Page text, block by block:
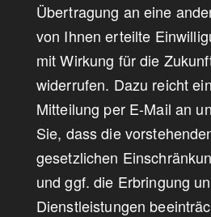
Übertragung an eine
von Ihnen erteilte
mit Wirkung für die
widerrufen. Dazu reicht
Mitteilung per E-Mail an
Sie, dass die
gesetzlichen
und ggf. die Erbringung
Dienstleistungen